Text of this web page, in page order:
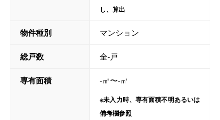
し、算出
物件種別 マンション
総戸数 全-戸
専有面積 -㎡〜-㎡
※未入力時、専有面積不明あるいは
備考欄参照